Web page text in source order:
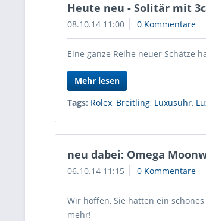
Heute neu - Solitär mit
08.10.14 11:00 0 Kommentare
Eine ganze Reihe neuer Schätze
Mehr lesen
Tags: Rolex, Breitling, Luxusuhr,
neu dabei: Omega
06.10.14 11:15 0 Kommentare
Wir hoffen, Sie hatten ein
mehr!